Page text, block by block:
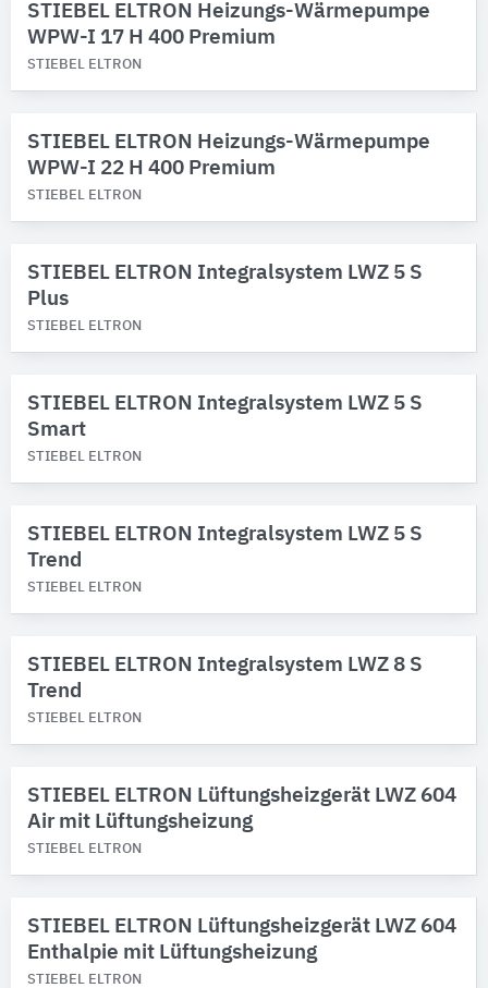
STIEBEL ELTRON Heizungs-Wärmepumpe
WPW-I 17 H 400 Premium
STIEBEL ELTRON
STIEBEL ELTRON Heizungs-Wärmepumpe
WPW-I 22 H 400 Premium
STIEBEL ELTRON
STIEBEL ELTRON Integralsystem LWZ 5 S
Plus
STIEBEL ELTRON
STIEBEL ELTRON Integralsystem LWZ 5 S
Smart
STIEBEL ELTRON
STIEBEL ELTRON Integralsystem LWZ 5 S
Trend
STIEBEL ELTRON
STIEBEL ELTRON Integralsystem LWZ 8 S
Trend
STIEBEL ELTRON
STIEBEL ELTRON Lüftungsheizgerät LWZ 604
Air mit Lüftungsheizung
STIEBEL ELTRON
STIEBEL ELTRON Lüftungsheizgerät LWZ 604
Enthalpie mit Lüftungsheizung
STIEBEL ELTRON